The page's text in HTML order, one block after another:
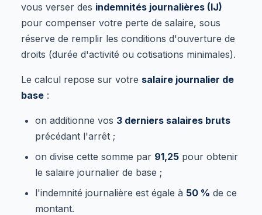
vous verser des indemnités journalières (IJ)
pour compenser votre perte de salaire, sous
réserve de remplir les conditions d'ouverture de
droits (durée d'activité ou cotisations minimales).
Le calcul repose sur votre salaire journalier de
base :
on additionne vos 3 derniers salaires bruts
précédant l'arrêt ;
on divise cette somme par 91,25 pour obtenir
le salaire journalier de base ;
l'indemnité journalière est égale à 50 % de ce
montant.